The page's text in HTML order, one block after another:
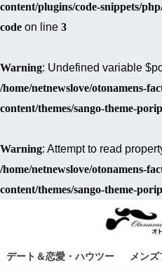
content/plugins/code-snippets/
code on line 3
Warning: Undefined variable
/home/netnewslove/otonamens-
content/themes/sango-theme-
Warning: Attempt to read
/home/netnewslove/otonamens-
content/themes/sango-theme-
デート＆恋愛・ハウツー メンズ